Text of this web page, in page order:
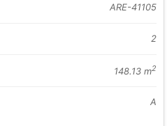
ARE-41105
2
148.13 m2
A